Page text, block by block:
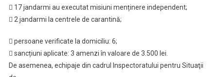
 17 jandarmi au executat misiuni menținere independent;
 2 jandarmi la centrele de carantină;
 persoane verificate la domiciliu: 6;
 sancțiuni aplicate: 3 amenzi în valoare de 3.500 lei.
De asemenea, echipaje din cadrul Inspectoratului pentru Situaţii